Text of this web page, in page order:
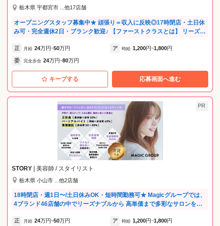
栃木県 宇都宮市 ...他17店舗
オープニングスタッフ募集中★ 頑張り＝収入に反映◎17時閉店・土日休
み可・完全週休2日・ブランク歓迎♪ 【ファーストクラスとは】 リーズナ
約不要なのでお子さんの急な休みなどにも対応できるなど、柔軟な働き
方ができます！ どの店舗も好立地で集客もばっちりです♪ 続々と新店オ
き方」を叶える★ ・結婚・育児など将来のライフイベントを楽しみなが
ら、大好きな美容師を続けられる環境です。 ・子育て中のママ・パパ美
容師も活躍中です！ ・自分の可能性を広げたい、将来は店を持ちたいな
ど、独立・キャリアアップ支援もしています。 ★ストレスフリー！無理
なく、楽しく働ける環境★ ・練習会やミーティングは一切行いません。
サロンワークに集中し、仕事終わりは自分の時間に！ ・上下関係の壁が
なく、意見が言いやすいフラットな職場です。 ・女性も男性も、長く安
心してキャリアを築ける制度を整えています。 ★ブランクOK！手厚い
サポートで不安を解消★ ・20代〜50代まで幅広く活躍中！最新技術やカ
ットの不安もマンツーマンで解消します。 ・一度美容業界を離れた方も
ランド・46店舗を展開しており、 リーズナブル・中価格・高価格なサロ
ンと幅広くお選びいただけます。 またブランドに応じて予約あり・なし
など異なるため 本当の意味でライフスタイルの変化に合わせた働き方が
可能です！
正 月給 24万円~50万円 ア 時給 1,200円~1,800円
委 完全歩合 24万円~80万円
キープする 応募画面へ進む
PR
STORY | 美容師 / スタイリスト
栃木県 小山市 ...他2店舗
18時閉店・週1日〜/土日休みOK・短時間勤務可★ Magicグループでは、
4ブランド46店舗の中でリーズナブルから 高単価まで多彩なサロンを展
は予約なしで柔軟に、落ち着いたら予約制でじっくり、 ライフステージ
正 月給 24万円 ~50万円 ア 時給 1,200円 ~1,800円